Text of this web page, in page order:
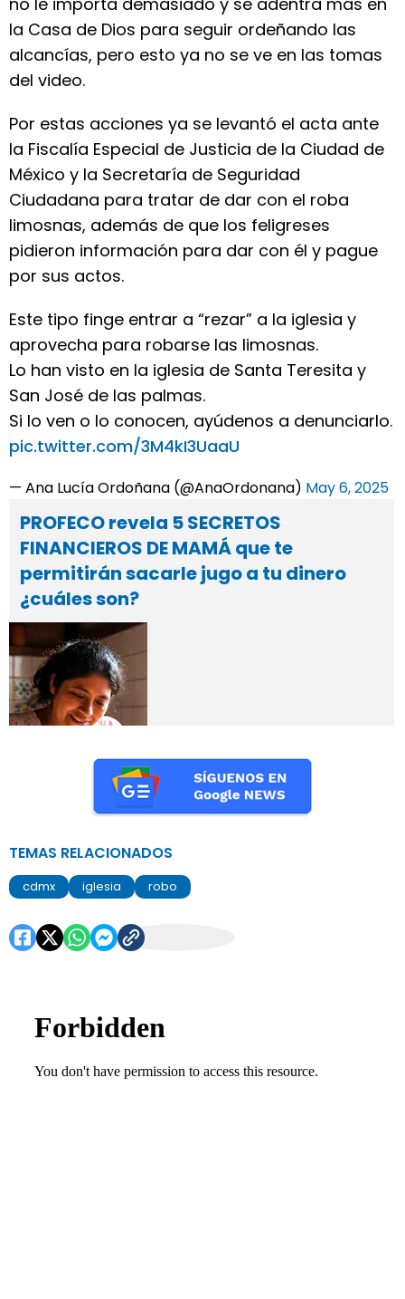
la Casa de Dios para seguir ordeñando las
alcancías, pero esto ya no se ve en las tomas
del video.
Por estas acciones ya se levantó el acta ante
la Fiscalía Especial de Justicia de la Ciudad de
México y la Secretaría de Seguridad
Ciudadana para tratar de dar con el roba
limosnas, además de que los feligreses
pidieron información para dar con él y pague
por sus actos.
Este tipo finge entrar a “rezar” a la iglesia y
aprovecha para robarse las limosnas.
Lo han visto en la iglesia de Santa Teresita y
San José de las palmas.
Si lo ven o lo conocen, ayúdenos a denunciarlo.
pic.twitter.com/3M4kI3UaaU
— Ana Lucía Ordoñana (@AnaOrdonana) May 6, 2025
PROFECO revela 5 SECRETOS
FINANCIEROS DE MAMÁ que te
permitirán sacarle jugo a tu dinero
¿cuáles son?
TEMAS RELACIONADOS
cdmx iglesia robo